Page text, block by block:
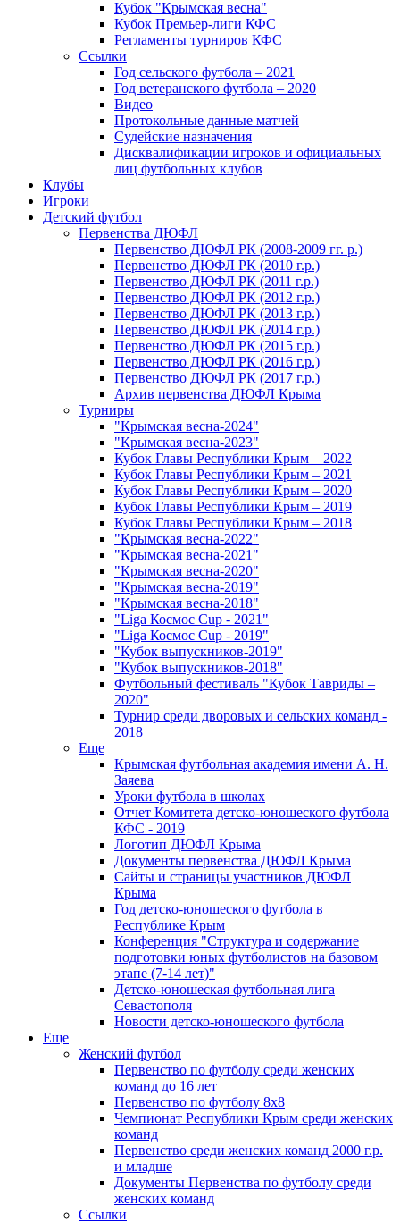
Кубок "Крымская весна"
Кубок Премьер-лиги КФС
Регламенты турниров КФС
Ссылки
Год сельского футбола – 2021
Год ветеранского футбола – 2020
Видео
Протокольные данные матчей
Судейские назначения
Дисквалификации игроков и официальных
лиц футбольных клубов
Клубы
Игроки
Детский футбол
Первенства ДЮФЛ
Первенство ДЮФЛ РК (2008-2009 гг. р.)
Первенство ДЮФЛ РК (2010 г.р.)
Первенство ДЮФЛ РК (2011 г.р.)
Первенство ДЮФЛ РК (2012 г.р.)
Первенство ДЮФЛ РК (2013 г.р.)
Первенство ДЮФЛ РК (2014 г.р.)
Первенство ДЮФЛ РК (2015 г.р.)
Первенство ДЮФЛ РК (2016 г.р.)
Первенство ДЮФЛ РК (2017 г.р.)
Архив первенства ДЮФЛ Крыма
Турниры
"Крымская весна-2024"
"Крымская весна-2023"
Кубок Главы Республики Крым – 2022
Кубок Главы Республики Крым – 2021
Кубок Главы Республики Крым – 2020
Кубок Главы Республики Крым – 2019
Кубок Главы Республики Крым – 2018
"Крымская весна-2022"
"Крымская весна-2021"
"Крымская весна-2020"
"Крымская весна-2019"
"Крымская весна-2018"
"Liga Космос Cup - 2021"
"Liga Космос Cup - 2019"
"Кубок выпускников-2019"
"Кубок выпускников-2018"
Футбольный фестиваль "Кубок Тавриды –
2020"
Турнир среди дворовых и сельских команд -
2018
Еще
Крымская футбольная академия имени А. Н.
Заяева
Уроки футбола в школах
Отчет Комитета детско-юношеского футбола
КФС - 2019
Логотип ДЮФЛ Крыма
Документы первенства ДЮФЛ Крыма
Сайты и страницы участников ДЮФЛ
Крыма
Год детско-юношеского футбола в
Республике Крым
Конференция "Структура и содержание
подготовки юных футболистов на базовом
этапе (7-14 лет)"
Детско-юношеская футбольная лига
Севастополя
Новости детско-юношеского футбола
Еще
Женский футбол
Первенство по футболу среди женских
команд до 16 лет
Первенство по футболу 8х8
Чемпионат Республики Крым среди женских
команд
Первенство среди женских команд 2000 г.р.
и младше
Документы Первенства по футболу среди
женских команд
Ссылки